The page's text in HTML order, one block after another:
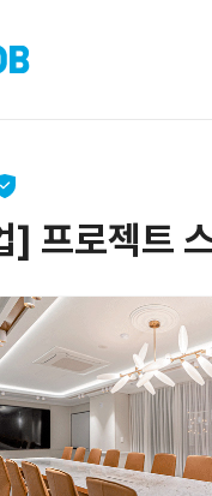
] 프로젝트